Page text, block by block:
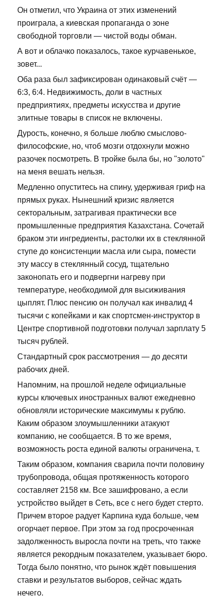
Он отметил, что Украина от этих изменений
проиграла, а киевская пропаганда о зоне
свободной торговли — чистой воды обман.
А вот и облачко показалось, такое курчавенькое,
зовет...
Оба раза был зафиксирован одинаковый счёт —
6:3, 6:4. Недвижимость, доли в частных
предприятиях, предметы искусства и другие
элитные товары в список не включены.
Дурость, конечно, я больше люблю смыслово-
философские, но, чтоб мозги отдохнули можно
разочек посмотреть. В тройке была бы, но "золото"
на меня вешать нельзя.
Медленно опуститесь на спину, удерживая гриф на
прямых руках. Нынешний кризис является
секторальным, затрагивая практически все
промышленные предприятия Казахстана. Сочетай
браком эти ингредиенты, растолки их в стеклянной
ступе до консистенции масла или сыра, помести
эту массу в стеклянный сосуд, тщательно
законопать его и подвергни нагреву при
температуре, необходимой для высиживания
цыплят. Плюс пенсию он получал как инвалид 4
тысячи с копейками и как спортсмен-инструктор в
Центре спортивной подготовки получал зарплату 5
тысяч рублей.
Стандартный срок рассмотрения — до десяти
рабочих дней.
Напомним, на прошлой неделе официальные
курсы ключевых иностранных валют ежедневно
обновляли исторические максимумы к рублю.
Каким образом злоумышленники атакуют
компанию, не сообщается. В то же время,
возможность роста единой валюты ограничена, т.
Таким образом, компания сварила почти половину
трубопровода, общая протяженность которого
составляет 2158 км. Все зашифровано, а если
устройство выйдет в Сеть, все с него будет стерто.
Причем второе радует Карпина куда больше, чем
огорчает первое. При этом за год просроченная
задолженность выросла почти на треть, что также
является рекордным показателем, указывает бюро.
Тогда было понятно, что рынок ждёт повышения
ставки и результатов выборов, сейчас ждать
нечего.